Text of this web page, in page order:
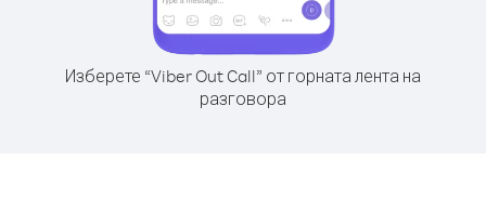
Изберете “Viber Out Call” от горната лента на
разговора